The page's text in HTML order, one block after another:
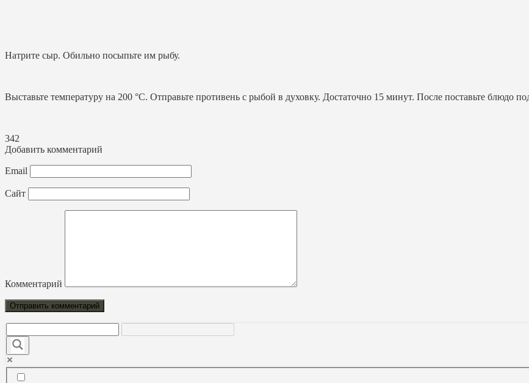
Натрите сыр. Обильно посыпьте им рыбу.
Выставьте температуру на 200 °С. Отправьте противень с рыбой в духовку. Достаточно 15 минут. После поставьте блюдо
342
Добавить комментарий
Email
Сайт
Комментарий